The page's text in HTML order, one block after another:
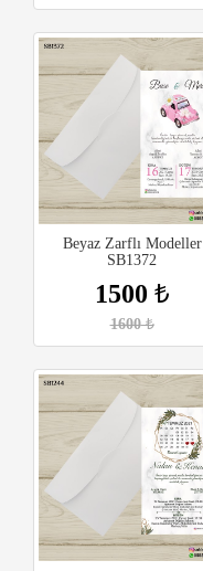
Beyaz Zarflı Modeller
SB1372
1500 ₺
1600₺